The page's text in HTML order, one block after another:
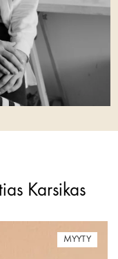
Karsikas
MYYTY